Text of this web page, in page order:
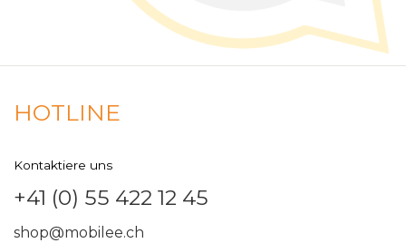
HOTLINE
Kontaktiere uns
+41 (0) 55 422 12 45
shop@mobilee.ch